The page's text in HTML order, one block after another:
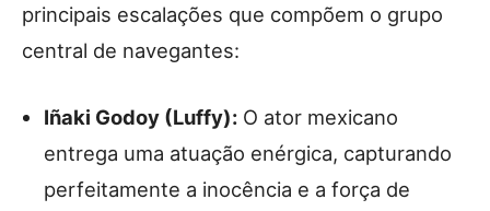
principais escalações que compõem o grupo
central de navegantes:
Iñaki Godoy (Luffy): O ator mexicano
entrega uma atuação enérgica, capturando
perfeitamente a inocência e a força de